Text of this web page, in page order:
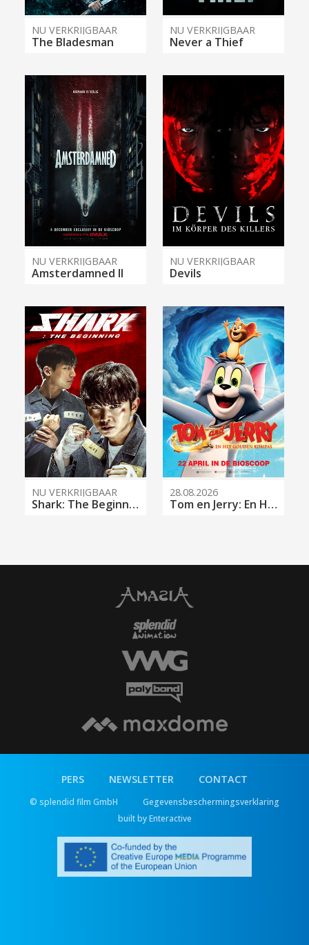
NU VERKRIJGBAAR
The Bladesman
NU VERKRIJGBAAR
Never a Thief
NU VERKRIJGBAAR
Amsterdamned II
NU VERKRIJGBAAR
Devils
NU VERKRIJGBAAR
Shark: The Beginning
28.08.2026
Tom en Jerry: En Het Gouden Kompas
PERS NEWSLETTER CONTACT
© splendid film GmbH
Gegevensbeschermingsverklaring
built by Enteractive